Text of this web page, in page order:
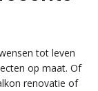
tot leven
op maat. Of
renovatie of